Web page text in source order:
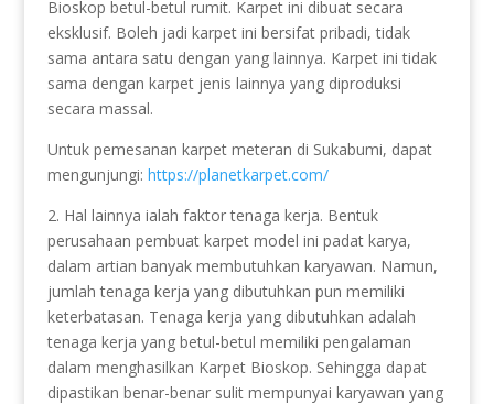
Bioskop betul-betul rumit. Karpet ini dibuat secara
eksklusif. Boleh jadi karpet ini bersifat pribadi, tidak
sama antara satu dengan yang lainnya. Karpet ini tidak
sama dengan karpet jenis lainnya yang diproduksi
secara massal.
Untuk pemesanan karpet meteran di Sukabumi, dapat
mengunjungi: https://planetkarpet.com/
2. Hal lainnya ialah faktor tenaga kerja. Bentuk
perusahaan pembuat karpet model ini padat karya,
dalam artian banyak membutuhkan karyawan. Namun,
jumlah tenaga kerja yang dibutuhkan pun memiliki
keterbatasan. Tenaga kerja yang dibutuhkan adalah
tenaga kerja yang betul-betul memiliki pengalaman
dalam menghasilkan Karpet Bioskop. Sehingga dapat
dipastikan benar-benar sulit mempunyai karyawan yang